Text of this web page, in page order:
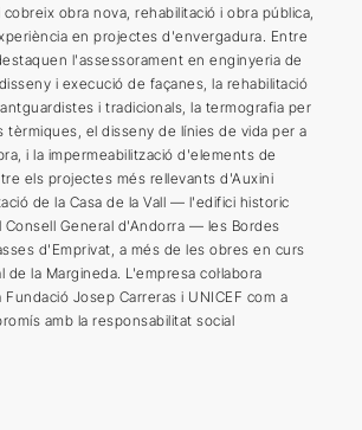
obra nova, rehabilitació i obra pública,
en projectes d'envergadura. Entre
l'assessorament en enginyeria de
i execució de façanes, la rehabilitació
i tradicionals, la termografia per
tèrmiques, el disseny de línies de vida per a
i la impermeabilització d'elements de
els projectes més rellevants d'Auxini
de la Casa de la Vall — l'edifici historic
Consell General d'Andorra — les Bordes
d'Emprivat, a més de les obres en curs
de la Margineda. L'empresa col·labora
Fundació Josep Carreras i UNICEF com a
amb la responsabilitat social